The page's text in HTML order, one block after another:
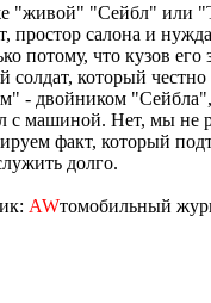
"живой" "Сейбл" или
простор салона и
потому, что кузов
солдат, который
- двойником "Сейбла",
с машиной. Нет, мы не
факт, который
долго.
AWтомобильный